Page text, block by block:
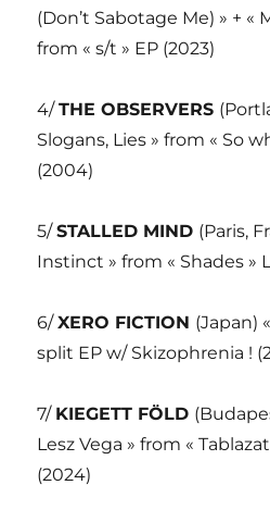
(Don’t Sabotage Me) » + «
from « s/t » EP (2023)
4/THE OBSERVERS
Slogans, Lies » from « So
(2004)
5/STALLED MIND (Paris,
Instinct » from « Shades »
6/XERO FICTION (Japan)
split EP w/ Skizophrenia !
7/ KIEGETT FÖLD
Lesz Vega » from «
(2024)